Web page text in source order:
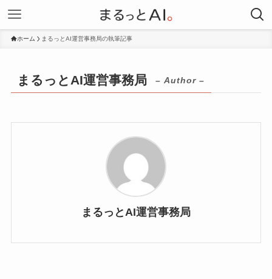
ホーム まるっとAI運営事務局の執筆記事
まるっとAI運営事務局 – Author –
まるっとAI運営事務局